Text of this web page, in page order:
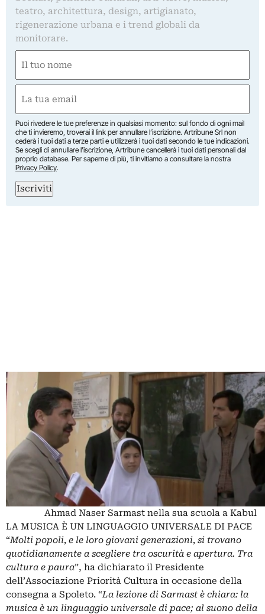
teatro, architettura, design, artigianato,
rigenerazione urbana e i trend globali da
monitorare.
(Obbligatorio)
Nome
(Obbligatorio)
Puoi rivedere le tue preferenze in qualsiasi momento: sul fondo di ogni mail
che ti invieremo, troverai il link per annullare l’iscrizione. Artribune Srl non
cederà i tuoi dati a terze parti e utilizzerà i tuoi dati secondo le tue indicazioni.
Se scegli di annullare l’iscrizione, Artribune cancellerà i tuoi dati personali dal
proprio database. Per saperne di più, ti invitiamo a consultare la nostra
Privacy Policy.
Iscriviti
Ahmad Naser Sarmast nella sua scuola a Kabul
LA MUSICA È UN LINGUAGGIO UNIVERSALE DI PACE
“Molti popoli, e le loro giovani generazioni, si trovano
quotidianamente a scegliere tra oscurità e apertura. Tra
cultura e paura”, ha dichiarato il Presidente
dell’Associazione Priorità Cultura in occasione della
consegna a Spoleto. “La lezione di Sarmast è chiara: la
musica è un linguaggio universale di pace; al suono della